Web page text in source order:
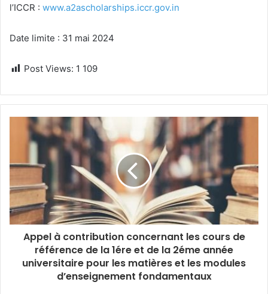
l’ICCR : www.a2ascholarships.iccr.gov.in
Date limite : 31 mai 2024
Post Views: 1 109
Appel à contribution concernant les cours de
référence de la 1ére et de la 2éme année
universitaire pour les matières et les modules
d’enseignement fondamentaux